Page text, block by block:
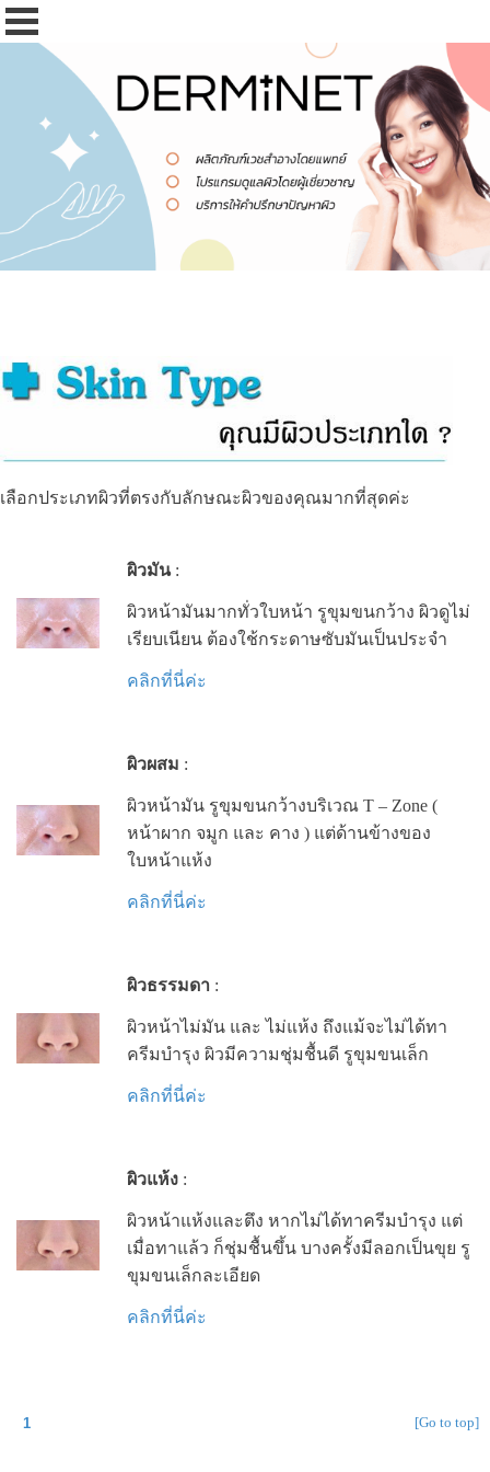
เลือกประเภทผิวที่ตรงกับลักษณะผิวของคุณมากที่สุดค่ะ
ผิวมัน:
ผิวหน้ามันมากทั่วใบหน้า รูขุมขนกว้าง ผิวดูไม่
เรียบเนียน ต้องใช้กระดาษซับมันเป็นประจำ
คลิกที่นี่ค่ะ
ผิวผสม :
ผิวหน้ามัน รูขุมขนกว้างบริเวณ T – Zone (
หน้าผาก จมูก และ คาง ) แต่ด้านข้างของ
ใบหน้าแห้ง
คลิกที่นี่ค่ะ
ผิวธรรมดา :
ผิวหน้าไม่มัน และ ไม่แห้ง ถึงแม้จะไม่ได้ทา
ครีมบำรุง ผิวมีความชุ่มชื้นดี รูขุมขนเล็ก
คลิกที่นี่ค่ะ
ผิวแห้ง :
ผิวหน้าแห้งและตึง หากไม่ได้ทาครีมบำรุง แต่
เมื่อทาแล้ว ก็ชุ่มชื้นขึ้น บางครั้งมีลอกเป็นขุย รู
ขุมขนเล็กละเอียด
คลิกที่นี่ค่ะ
1 [Go to top]